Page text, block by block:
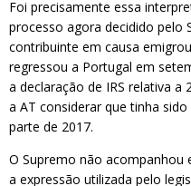
Foi precisamente essa
processo agora decidido pelo
contribuinte em causa
regressou a Portugal em
a declaração de IRS relativa
a AT considerar que tinha
parte de 2017.
O Supremo não acompanhou
a expressão utilizada pelo